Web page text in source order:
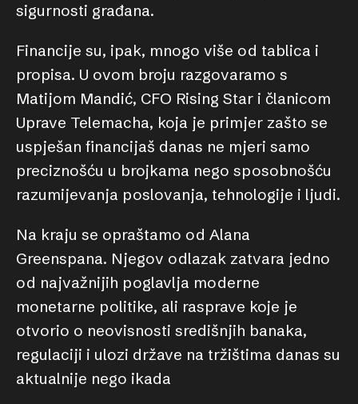
sigurnosti građana.
Financije su, ipak, mnogo više od tablica i
propisa. U ovom broju razgovaramo s
Matijom Mandić, CFO Rising Star i članicom
Uprave Telemacha, koja je primjer zašto se
uspješan financijaš danas ne mjeri samo
preciznošću u brojkama nego sposobnošću
razumijevanja poslovanja, tehnologije i ljudi.
Na kraju se opraštamo od Alana
Greenspana. Njegov odlazak zatvara jedno
od najvažnijih poglavlja moderne
monetarne politike, ali rasprave koje je
otvorio o neovisnosti središnjih banaka,
regulaciji i ulozi države na tržištima danas su
aktualnije nego ikada